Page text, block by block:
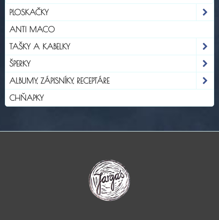
PLOSKAČKY
ANTI MACO
TAŠKY A KABELKY
ŠPERKY
ALBUMY, ZÁPISNÍKY, RECEPTÁRE
CHŇAPKY